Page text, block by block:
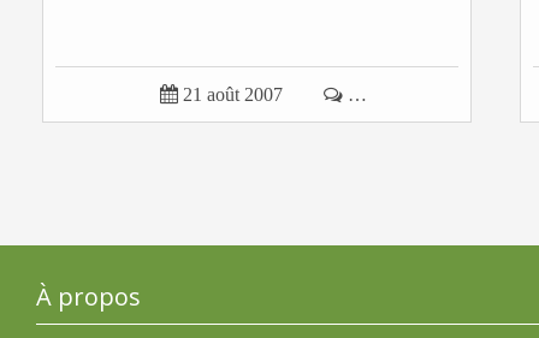
 21 août 2007  …
À propos